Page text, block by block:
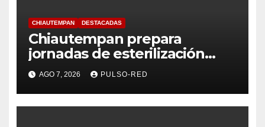
CHIAUTEMPAN DESTACADAS
Chiautempan prepara
jornadas de esterilización
para perros y gatos
AGO 7, 2026 PULSO-RED